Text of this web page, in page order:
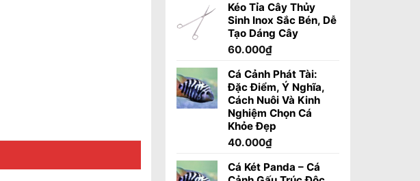
Kéo Tỉa Cây Thủy
Sinh Inox Sắc Bén, Dễ
Tạo Dáng Cây
60.000₫
Cá Cảnh Phát Tài:
Đặc Điểm, Ý Nghĩa,
Cách Nuôi Và Kinh
Nghiệm Chọn Cá
Khỏe Đẹp
40.000₫
Cá Két Panda – Cá